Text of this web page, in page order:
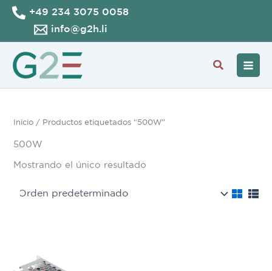
contenido
+49 234 3075 0058
info@g2h.li
Buscar
Inicio / Productos etiquetados “500W”
500W
Mostrando el único resultado